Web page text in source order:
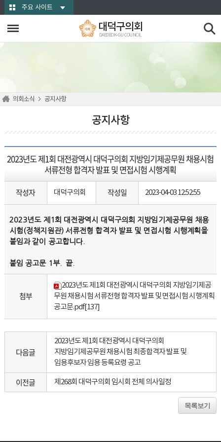
본문바로가기주요 사이트
대덕구의회
DAEDEOK-GU COUNCIL
의회소식 공지사항
공지사항
2023년도 제1회 대전광역시 대덕구의회 지방임기제공무원 채용시험
서류전형 합격자 발표 및 면접시험 시행계획
작성자 대덕구의회 작성일 2023-04-03 12:52:55
2023년도 제 1 회 대전광역시 대덕구의회 지방임기제공무원 채용
시험(정책지원관) 서류전형 합격자 발표 및 면접시험 시행계획을
붙임과 같이 공고합니다.
붙임 공고문 1 부.끝.
첨부
2023년도 제1회 대전광역시 대덕구의회 지방임기제공
무원 채용시험 서류전형 합격자 발표 및 면접시험 시행계획
공고문.pdf[137]
다음글
2023년도 제1회 대전광역시 대덕구의회
지방임기제공무원 채용시험 최종합격자 발표 및
임용후보자 임용 등록요령 공고
이전글 제268회 대덕구의회 임시회 전체 의사일정
목록보기